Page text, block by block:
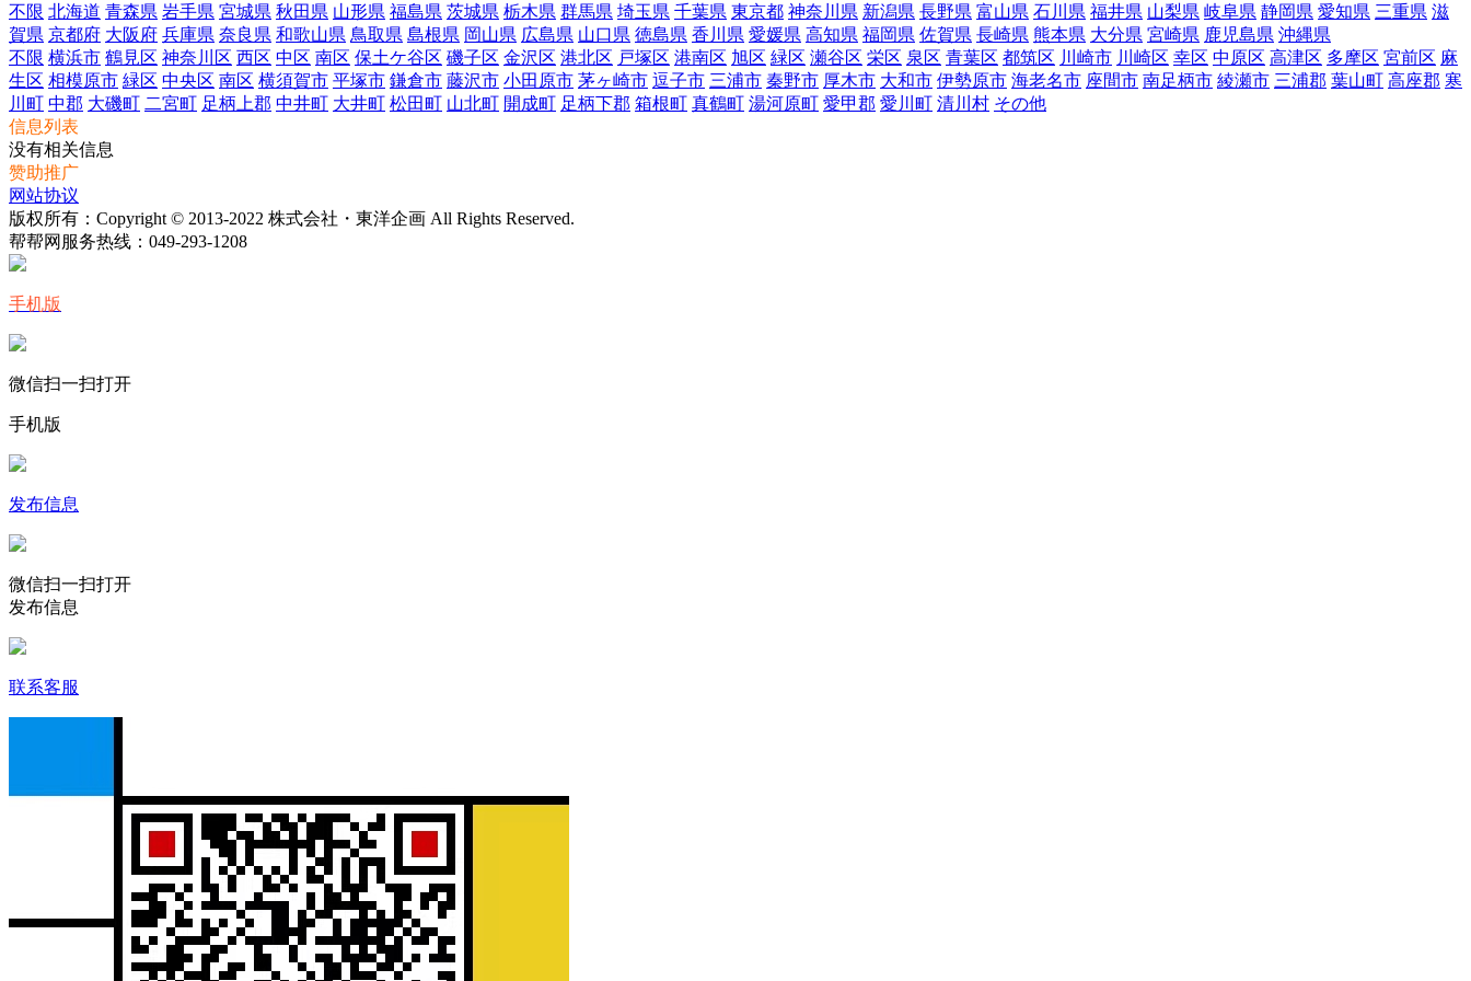
不限 北海道 青森県 岩手県 宮城県 秋田県 山形県 福島県 茨城県 栃木県 群馬県 埼玉県 千葉県 東京都 神奈川県 新潟県 長野県 富山県 石川県 福井県 山梨県 岐阜県 静岡県 愛知県 三重県 滋
賀県 京都府 大阪府 兵庫県 奈良県 和歌山県 鳥取県 島根県 岡山県 広島県 山口県 徳島県 香川県 愛媛県 高知県 福岡県 佐賀県 長崎県 熊本県 大分県 宮崎県 鹿児島県 沖縄県
不限 横浜市 鶴見区 神奈川区 西区 中区 南区 保土ケ谷区 磯子区 金沢区 港北区 戸塚区 港南区 旭区 緑区 瀬谷区 栄区 泉区 青葉区 都筑区 川崎市 川崎区 幸区 中原区 高津区 多摩区 宮前区 麻
生区 相模原市 緑区 中央区 南区 横須賀市 平塚市 鎌倉市 藤沢市 小田原市 茅ヶ崎市 逗子市 三浦市 秦野市 厚木市 大和市 伊勢原市 海老名市 座間市 南足柄市 綾瀬市 三浦郡 葉山町 高座郡 寒
川町 中郡 大磯町 二宮町 足柄上郡 中井町 大井町 松田町 山北町 開成町 足柄下郡 箱根町 真鶴町 湯河原町 愛甲郡 愛川町 清川村 その他
信息列表
没有相关信息
赞助推广
网站协议
版权所有：Copyright © 2013-2022 株式会社・東洋企画 All Rights Reserved.
帮帮网服务热线： 049-293-1208
手机版
微信扫一扫打开
手机版
发布信息
微信扫一扫打开
发布信息
联系客服